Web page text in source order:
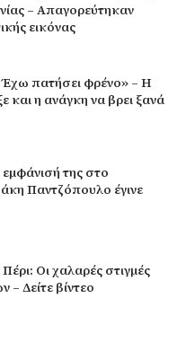
– Απαγορεύτηκαν
εικόνας
πατήσει φρένο» – Η
και η ανάγκη να βρει ξανά
της στο
Παντζόπουλο έγινε
Οι χαλαρές στιγμές
– Δείτε βίντεο